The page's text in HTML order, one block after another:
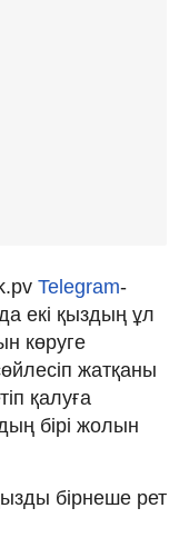
Telegram-
екі қыздың ұл
көруге
жатқаны
қалуға
бірі жолын
бірнеше рет